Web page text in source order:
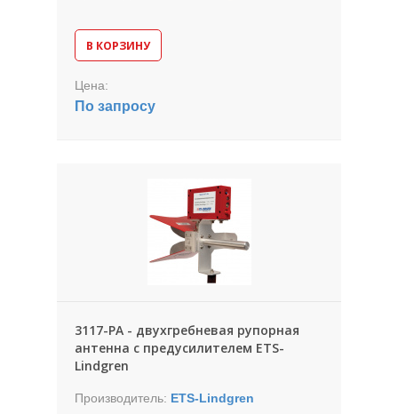
В КОРЗИНУ
Цена:
По запросу
3117-PA - двухгребневая рупорная
антенна с предусилителем ETS-
Lindgren
Производитель: ETS-Lindgren